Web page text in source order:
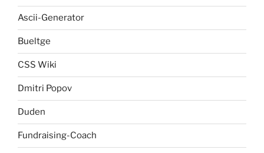
Ascii-Generator
Bueltge
CSS Wiki
Dmitri Popov
Duden
Fundraising-Coach